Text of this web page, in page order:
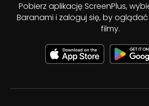
Pobierz aplikację ScreenPlus,
Baranami i zaloguj się, by
filmy.